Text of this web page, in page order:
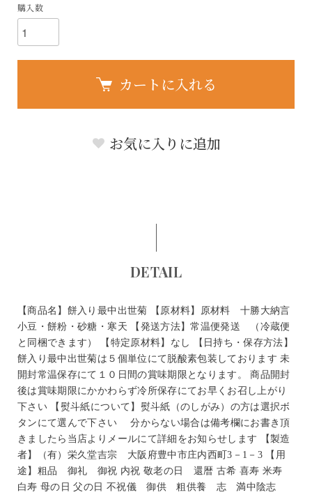
購入数
カートに入れる
お気に入りに追加
DETAIL
【商品名】餅入り最中出世菊 【原材料】原材料 十勝大納言
小豆・餅粉・砂糖・寒天 【発送方法】常温便発送 （冷蔵便
と同梱できます） 【特定原材料】なし 【日持ち・保存方法】
餅入り最中出世菊は５個単位にて脱酸素包装しております 未
開封常温保存にて１０日間の賞味期限となります。 商品開封
後は賞味期限にかかわらず冷所保存にてお早くお召し上がり
下さい 【熨斗紙について】熨斗紙（のしがみ）の方は選択ボ
タンにて選んで下さい 分からない場合は備考欄にお書き頂
きましたら当店よりメールにて詳細をお知らせします 【製造
者】（有）栄久堂吉宗 大阪府豊中市庄内西町3－1－3 【用
途】粗品 御礼 御祝 内祝 敬老の日 還暦 古希 喜寿 米寿
白寿 母の日 父の日 不祝儀 御供 粗供養 志 満中陰志